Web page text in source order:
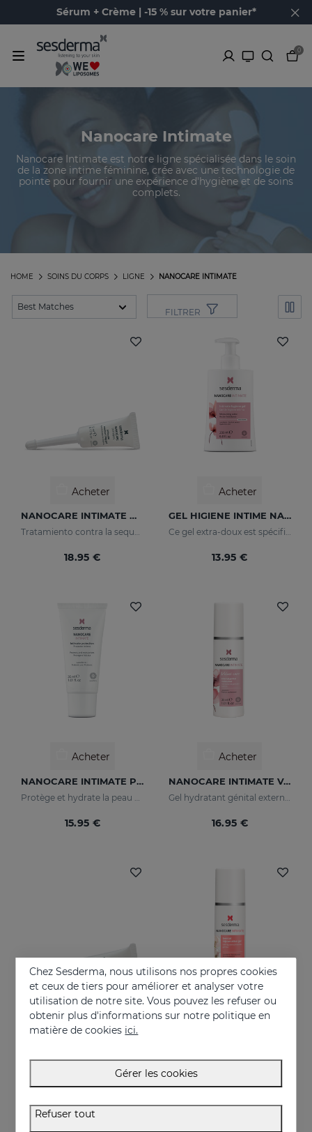
Sérum + Crème | -15 % sur votre panier*
0
Nanocare Intimate
Nanocare Intimate est notre ligne spécialisée dans le soin
de la zone intime féminine, crée avec une technologie de
pointe pour fournir une expérience d'hygiène et de soins
complets.
NANOCARE INTIMATE
LIGNE
SOINS DU CORPS
HOME
FILTRER
Acheter
NANOCARE INTIMATE Hidratante Intimo
Tratamiento contra la sequedad vaginal. Humecta y lubrica de forma inmediata y duradera.
18.95 €
Acheter
GEL HIGIENE INTIME NANOCARE
Ce gel extra-doux est spécifiquement conçu pour l'hygiène quotidienne de la zone génitale féminine.
13.95 €
Acheter
NANOCARE INTIMATE Protecteur Intime
15.95 €
Acheter
NANOCARE INTIMATE Velvet Care Gel Hydratant Pour Les Organes Génitaux Externes
16.95 €
Acheter
Crema-gel hidratante especialmente indicado para la sequedad vaginal
36.95 €
Acheter
Aide à améliorer l'apparence de la zone intime féminine
36.95 €
Chez Sesderma, nous utilisons nos propres cookies
et ceux de tiers pour améliorer et analyser votre
utilisation de notre site. Vous pouvez les refuser ou
obtenir plus d'informations sur notre politique en
matière de cookies ici.
Gérer les cookies
Refuser tout